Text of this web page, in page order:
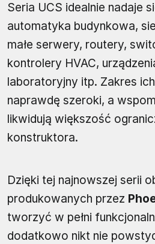
Seria UCS idealnie nadaje
automatyka budynkowa,
małe serwery, routery,
kontrolery HVAC,
laboratoryjny itp. Zakres
naprawdę szeroki, a
likwidują większość
konstruktora.
Dzięki tej najnowszej serii
produkowanych przez
tworzyć w pełni
dodatkowo nikt nie